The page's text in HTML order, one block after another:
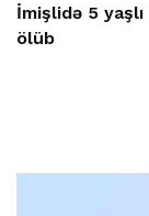
İmişlidə 5
ölüb